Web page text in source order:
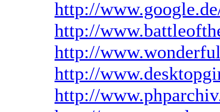
http://
http://
http://
http://
http://